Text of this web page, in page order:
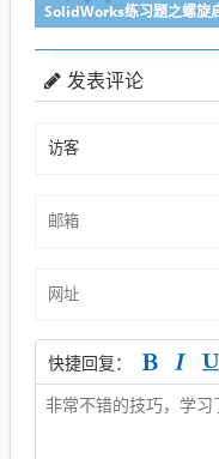
发表评论
快捷回复：